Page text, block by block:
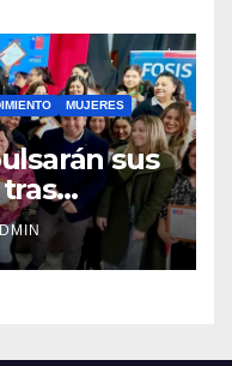
MUJERES
sus
FOSIS